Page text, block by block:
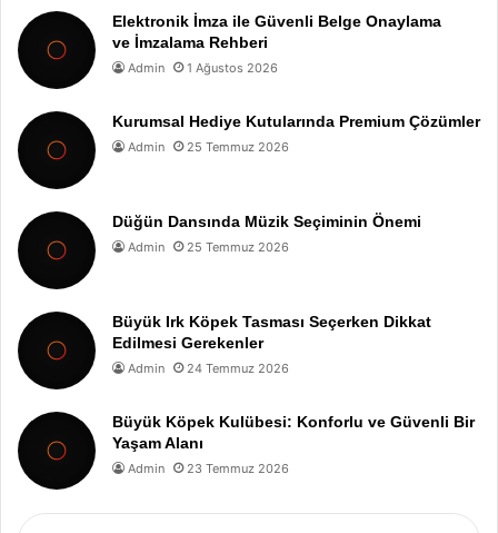
Elektronik İmza ile Güvenli Belge Onaylama
ve İmzalama Rehberi
Admin 1 Ağustos 2026
Kurumsal Hediye Kutularında Premium Çözümler
Admin 25 Temmuz 2026
Düğün Dansında Müzik Seçiminin Önemi
Admin 25 Temmuz 2026
Büyük Irk Köpek Tasması Seçerken Dikkat
Edilmesi Gerekenler
Admin 24 Temmuz 2026
Büyük Köpek Kulübesi: Konforlu ve Güvenli Bir
Yaşam Alanı
Admin 23 Temmuz 2026